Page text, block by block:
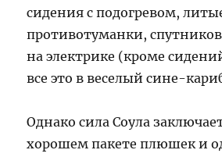
сидения с подогревом,
противотуманки,
на электрике (кроме
все это в веселый сине-
Однако сила Соула
хорошем пакете плюшек и